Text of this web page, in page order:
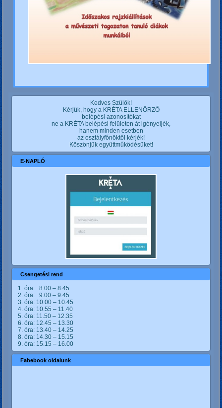
Kedves Szülők!
Kérjük, hogy a KRÉTA ELLENŐRZŐ
belépési azonosítókat
ne a KRÉTA belépési felületen át igényeljék,
hanem minden esetben
az osztályfőnöktől kérjék!
Köszönjük együttműködésüket!
E-NAPLÓ
Csengetési rend
1. óra: 8.00 – 8.45
2. óra: 9.00 – 9.45
3. óra: 10.00 – 10.45
4. óra: 10.55 – 11.40
5. óra: 11.50 – 12.35
6. óra: 12.45 – 13.30
7. óra: 13.40 – 14.25
8. óra: 14.30 – 15.15
9. óra: 15.15 – 16.00
Fabebook oldalunk